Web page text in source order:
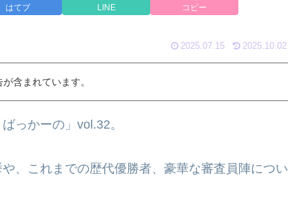
はてブ LINE コピー
2025.07.15 2025.10.02
含まれています。
っかーの」vol.32。
、これまでの歴代優勝者、豪華な審査員陣につい